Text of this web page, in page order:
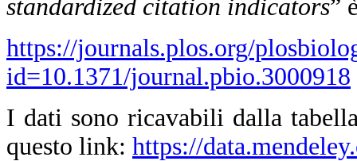
standardized citation indicators”
https://journals.plos.org/
id=10.1371/journal.pbio.3000918
I dati sono ricavabili dalla
questo link: https://